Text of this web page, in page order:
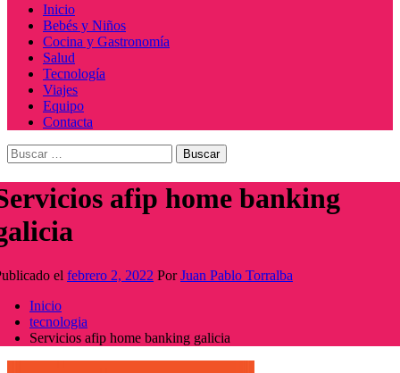
Menú
principal
Inicio
Bebés y Niños
Cocina y Gastronomía
Salud
Tecnología
Viajes
Equipo
Contacta
Buscar:
afip home banking
el febrero 2, 2022 PorJuan Pablo Torralba
Inicio
tecnologia
Servicios afip home banking galicia